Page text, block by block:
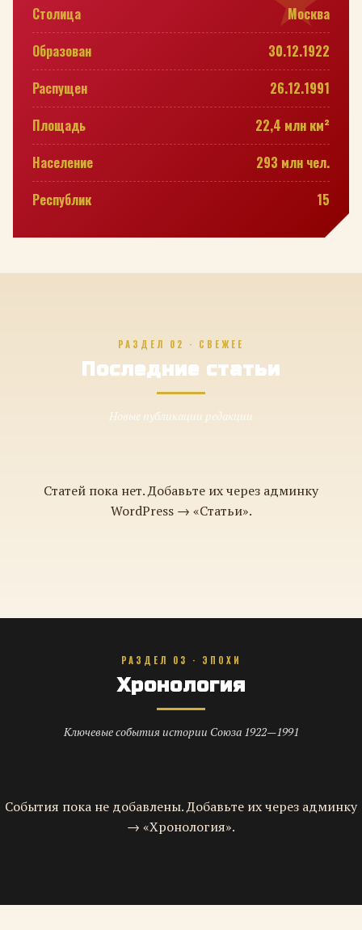
Столица
Москва
Образован
30.12.1922
Распущен
26.12.1991
Площадь
22,4 млн км²
Население
293 млн чел.
Республик
15
РАЗДЕЛ 02 · СВЕЖЕЕ
Последние статьи
Новые публикации редакции
Статей пока нет. Добавьте их через админку
WordPress → «Статьи».
РАЗДЕЛ 03 · ЭПОХИ
Хронология
Ключевые события истории Союза 1922—1991
События пока не добавлены. Добавьте их через админку
→ «Хронология».